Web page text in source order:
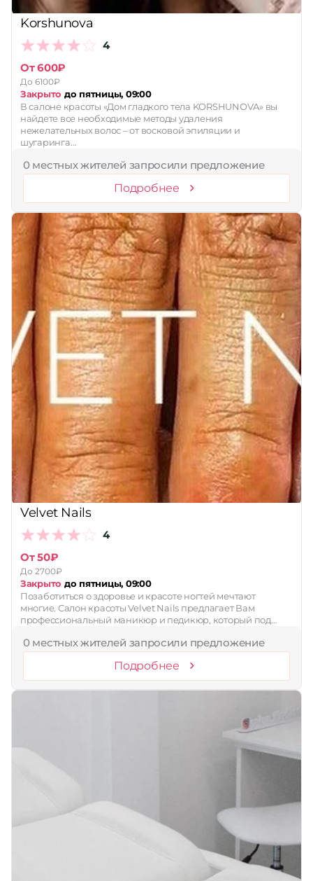
Korshunova
4
От 600₽
До 6100₽
Закрыто до пятницы, 09:00
В салоне красоты «Дом гладкого тела KORSHUNOVA» вы
найдете все необходимые методы удаления
нежелательных волос – от восковой эпиляции и
шугаринга…
0 местных жителей запросили предложение
Подробнее
Velvet Nails
4
От 50₽
До 2700₽
Закрыто до пятницы, 09:00
Позаботиться о здоровье и красоте ногтей мечтают
многие. Салон красоты Velvet Nails предлагает Вам
профессиональный маникюр и педикюр, который под…
0 местных жителей запросили предложение
Подробнее